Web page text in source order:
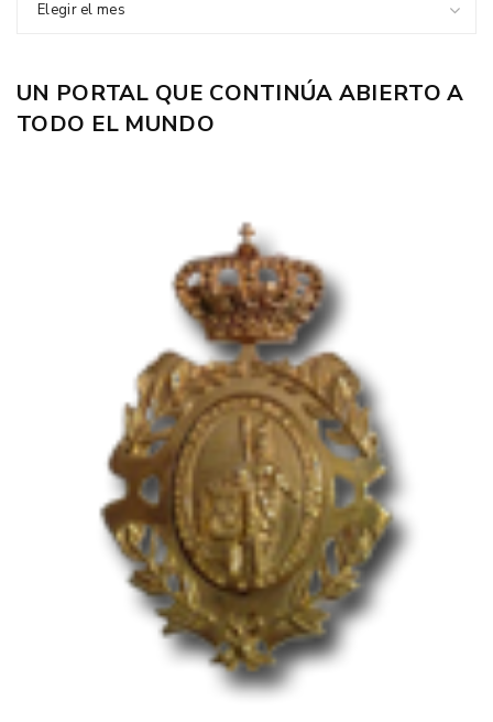
Elegir el mes
UN PORTAL QUE CONTINÚA ABIERTO A
TODO EL MUNDO